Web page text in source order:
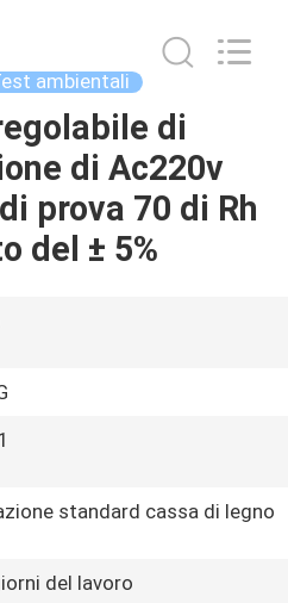
ambientali
di
di Ac220v
prova 70 di Rh
del ± 5%
standard cassa di legno
del lavoro